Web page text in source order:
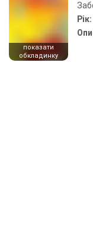
показати
обкладинку
Рік: